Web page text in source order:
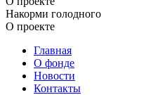
Накорми голодного
О проекте
Главная
О фонде
Новости
Контакты